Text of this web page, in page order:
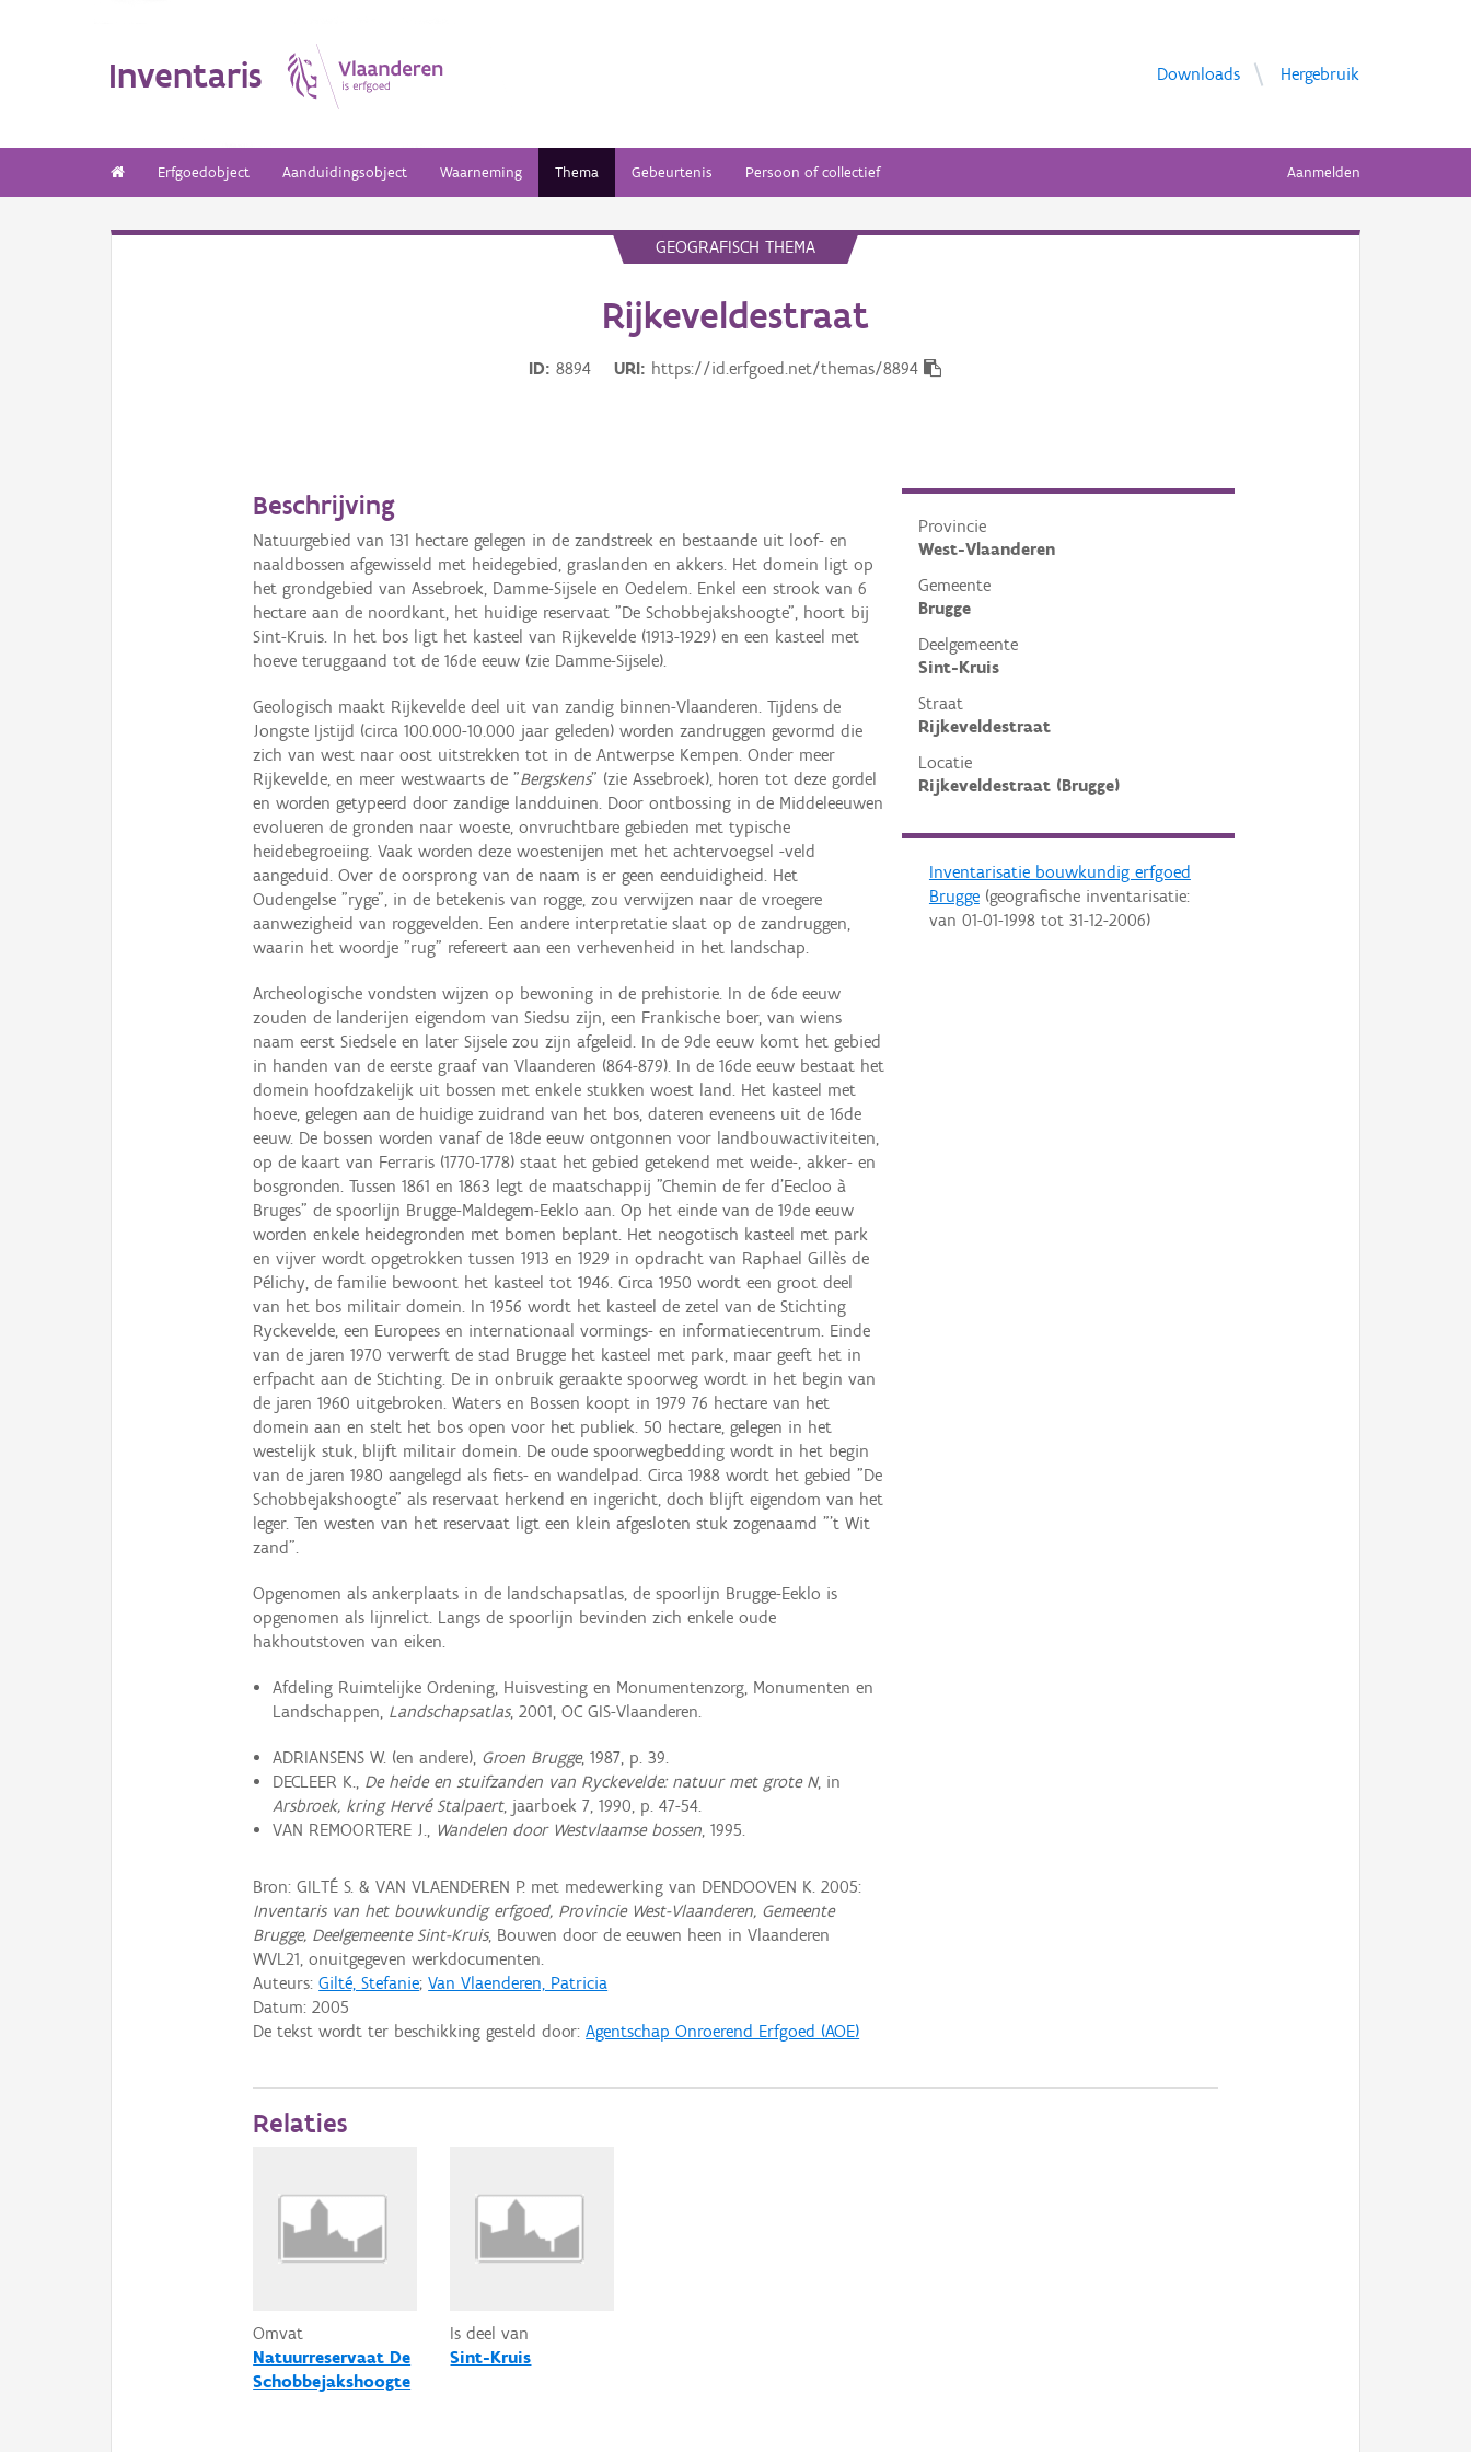
Inventaris Downloads Hergebruik
Erfgoedobject Aanduidingsobject Waarneming Thema Gebeurtenis Persoon of collectief Aanmelden
GEOGRAFISCH THEMA
Rijkeveldestraat
ID 8894 URI https://id.erfgoed.net/themas/8894
Provincie
West-Vlaanderen
Gemeente
Brugge
Deelgemeente
Sint-Kruis
Straat
Rijkeveldestraat
Locatie
Rijkeveldestraat (Brugge)
Inventarisatie bouwkundig erfgoed
Brugge(geografische inventarisatie:
van 01-01-1998tot 31-12-2006)
Beschrijving
Natuurgebied van 131 hectare gelegen in de zandstreek en bestaande uit loof- en
naaldbossen afgewisseld met heidegebied, graslanden en akkers. Het domein ligt op
het grondgebied van Assebroek, Damme-Sijsele en Oedelem. Enkel een strook van 6
hectare aan de noordkant, het huidige reservaat "De Schobbejakshoogte", hoort bij
Sint-Kruis. In het bos ligt het kasteel van Rijkevelde (1913-1929) en een kasteel met
hoeve teruggaand tot de 16de eeuw (zie Damme-Sijsele).
Geologisch maakt Rijkevelde deel uit van zandig binnen-Vlaanderen. Tijdens de
Jongste Ijstijd (circa 100.000-10.000 jaar geleden) worden zandruggen gevormd die
zich van west naar oost uitstrekken tot in de Antwerpse Kempen. Onder meer
Rijkevelde, en meer westwaarts de "Bergskens" (zie Assebroek), horen tot deze gordel
en worden getypeerd door zandige landduinen. Door ontbossing in de Middeleeuwen
evolueren de gronden naar woeste, onvruchtbare gebieden met typische
heidebegroeiing. Vaak worden deze woestenijen met het achtervoegsel -veld
aangeduid. Over de oorsprong van de naam is er geen eenduidigheid. Het
Oudengelse "ryge", in de betekenis van rogge, zou verwijzen naar de vroegere
aanwezigheid van roggevelden. Een andere interpretatie slaat op de zandruggen,
waarin het woordje "rug" refereert aan een verhevenheid in het landschap.
Archeologische vondsten wijzen op bewoning in de prehistorie. In de 6de eeuw
zouden de landerijen eigendom van Siedsu zijn, een Frankische boer, van wiens
naam eerst Siedsele en later Sijsele zou zijn afgeleid. In de 9de eeuw komt het gebied
in handen van de eerste graaf van Vlaanderen (864-879). In de 16de eeuw bestaat het
domein hoofdzakelijk uit bossen met enkele stukken woest land. Het kasteel met
hoeve, gelegen aan de huidige zuidrand van het bos, dateren eveneens uit de 16de
eeuw. De bossen worden vanaf de 18de eeuw ontgonnen voor landbouwactiviteiten,
op de kaart van Ferraris (1770-1778) staat het gebied getekend met weide-, akker- en
bosgronden. Tussen 1861 en 1863 legt de maatschappij "Chemin de fer d'Eecloo à
Bruges" de spoorlijn Brugge-Maldegem-Eeklo aan. Op het einde van de 19de eeuw
worden enkele heidegronden met bomen beplant. Het neogotisch kasteel met park
en vijver wordt opgetrokken tussen 1913 en 1929 in opdracht van Raphael Gillès de
Pélichy, de familie bewoont het kasteel tot 1946. Circa 1950 wordt een groot deel
van het bos militair domein. In 1956 wordt het kasteel de zetel van de Stichting
Ryckevelde, een Europees en internationaal vormings- en informatiecentrum. Einde
van de jaren 1970 verwerft de stad Brugge het kasteel met park, maar geeft het in
erfpacht aan de Stichting. De in onbruik geraakte spoorweg wordt in het begin van
de jaren 1960 uitgebroken. Waters en Bossen koopt in 1979 76 hectare van het
domein aan en stelt het bos open voor het publiek. 50 hectare, gelegen in het
westelijk stuk, blijft militair domein. De oude spoorwegbedding wordt in het begin
van de jaren 1980 aangelegd als fiets- en wandelpad. Circa 1988 wordt het gebied "De
Schobbejakshoogte" als reservaat herkend en ingericht, doch blijft eigendom van het
leger. Ten westen van het reservaat ligt een klein afgesloten stuk zogenaamd "'t Wit
zand".
Opgenomen als ankerplaats in de landschapsatlas, de spoorlijn Brugge-Eeklo is
opgenomen als lijnrelict. Langs de spoorlijn bevinden zich enkele oude
hakhoutstoven van eiken.
Afdeling Ruimtelijke Ordening, Huisvesting en Monumentenzorg, Monumenten en
Landschappen, Landschapsatlas, 2001, OC GIS-Vlaanderen.
ADRIANSENS W. (en andere), Groen Brugge, 1987, p. 39.
DECLEER K., De heide en stuifzanden van Ryckevelde: natuur met grote N, in
Arsbroek, kring Hervé Stalpaert, jaarboek 7, 1990, p. 47-54.
VAN REMOORTERE J., Wandelen door Westvlaamse bossen, 1995.
Bron: GILTÉ S. & VAN VLAENDEREN P. met medewerking van DENDOOVEN K. 2005:
Inventaris van het bouwkundig erfgoed, Provincie West-Vlaanderen, Gemeente
Brugge, Deelgemeente Sint-Kruis, Bouwen door de eeuwen heen in Vlaanderen
WVL21, onuitgegeven werkdocumenten.
Auteurs:Gilté, Stefanie;Van Vlaenderen, Patricia
Datum:2005
De tekst wordt ter beschikking gesteld door:Agentschap Onroerend Erfgoed (AOE)
Relaties
Omvat
Natuurreservaat De
Schobbejakshoogte
Is deel van
Sint-Kruis